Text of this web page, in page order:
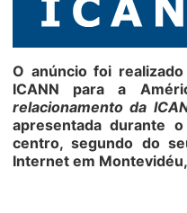
O anúncio foi
ICANN para a
relacionamento da
apresentada durante
centro, segundo do
Internet em